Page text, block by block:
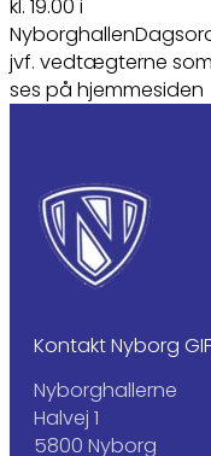
kl. 19.00 i
jvf. vedtægterne som
ses på hjemmesiden
Kontakt Nyborg
Nyborghallerne
Halvej 1
5800 Nyborg